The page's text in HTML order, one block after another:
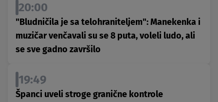
20:00
"Bludničila je sa telohraniteljem": Manekenka i
muzičar venčavali su se 8 puta, voleli ludo, ali
se sve gadno završilo
19:49
Španci uveli stroge granične kontrole